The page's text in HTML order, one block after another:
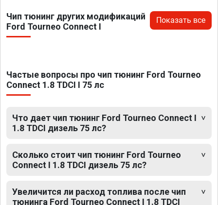
Чип тюнинг других модификаций
Ford Tourneo Connect I
Показать все
Частые вопросы про чип тюнинг Ford Tourneo
Connect 1.8 TDCI I 75 лс
Что дает чип тюнинг Ford Tourneo Connect I
1.8 TDCI дизель 75 лс?
Сколько стоит чип тюнинг Ford Tourneo
Connect I 1.8 TDCI дизель 75 лс?
Увеличится ли расход топлива после чип
тюнинга Ford Tourneo Connect I 1.8 TDCI